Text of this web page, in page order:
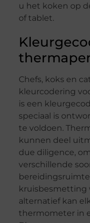
u het koken op
of tablet.
Chefs, koks en
kleurcodering
is een
speciaal is
te voldoen.
kunnen deel
due diligence,
verschillende
kruisbesmetting
alternatief kan
thermometer in